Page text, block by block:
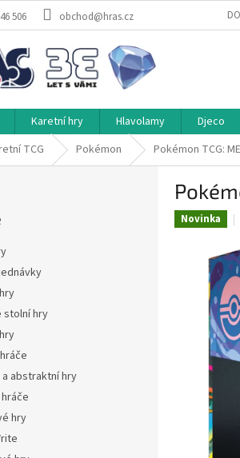
506 obchod@hras.cz
Karetní hry Hlavolamy Djeco
TCG Pokémon Pokémon TCG:
stolní hry
abstraktní hry
hry
Novinka